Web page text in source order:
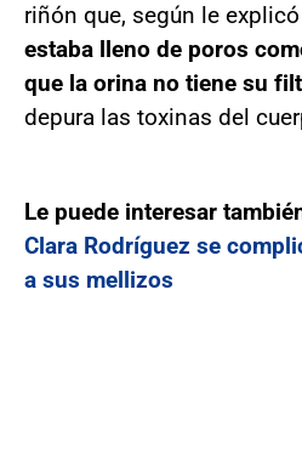
riñón que, según le
estaba lleno de poros
que la orina no tiene su
depura las toxinas del
Le puede interesar
Clara Rodríguez se
a sus mellizos